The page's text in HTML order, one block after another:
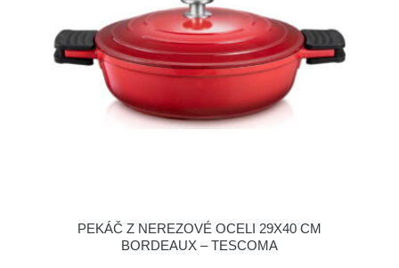
PEKÁČ Z NEREZOVÉ OCELI 29X40 CM
BORDEAUX – TESCOMA